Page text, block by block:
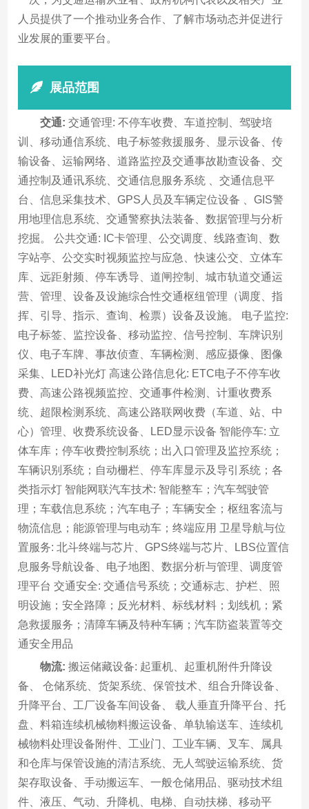
人员提供了一个推动业务合作、了解市场动态并促进行
业发展的重要平台。
展品范围
交通: 交通管理: 不停车收费、车道控制、驾驶培
训、移动通信系统、电子标签救援服务、显示设备、传
输设备、运输网络、道路监控及交通事故勘查设备、交
通控制及通讯系统、交通信息服务系统 、交通信息平
台、信息采集技术、GPS人员及车辆定位设备 、GIS警
用地理信息系统、交通警察执法装备、数据管理与分析
挖掘。 公共交通: IC卡管理、公交调度、线路查询、数
字站亭、公交实时视频监控与应急、快速公交、立体车
库、远距射频、停车诱导、道闸控制、城市轨道交通运
营、管理、设备及设施综合性交通枢纽管理（调度、指
挥、引导、指示、查询、检票）设备及设施。 电子监控:
电子标签、监控设备、移动监控、信号控制、车牌识别
仪、电子车牌、事故侦查、车辆检测、感应摄像、图像
采集、LED补光灯 高速公路信息化: ETC电子不停车收
费、高速公路视频监控、交通事件检测、计重收费系
统、超限检测系统、高速公路联网收费（车道、站、中
心）管理、收费系统设备、LED显示设备 智能停车: 立
体车库；停车收费控制系统；出入口管理及监控系统；
车辆识别系统；自动栅栏、停车库显示及导引系统；各
类指示灯 智能网联汽车技术: 智能整车；汽车驾驶管
理；车载信息系统；汽车电子；车辆安全；枢纽客流与
物流信息；能源管理与电动车；终端应用 卫星导航与位
置服务: 北斗终端与芯片、GPS终端与芯片、LBS位置信
息服务导航设备、电子地图、数据分析与管理、调度管
理平台 交通安全: 交通信号系统；交通标志、护栏、照
明设施；安全路障；反光材料、标线材料；划线机；紧
急救援服务；清障车辆及特种车辆；汽车防盗装置等交
通安全用品
物流: 搬运储藏设备: 起重机、起重机附件升降设
备、 仓储系统、货架系统、保管技术、组合升降设备、
升降平台、工厂设备车间设备、 载人垂直升降平台、托
盘、料箱连续机械物料搬运设备、单轨输送车、连续机
械物料处理设备附件、工业门、工业车辆、叉车、属具
和仓库与保管设施的清洁系统、无人驾驶运输系统、货
架存取设备、手动搬运车、一般仓储用品、驱动技术组
件、液压、气动、升降机、电梯、自动扶梯、移动平